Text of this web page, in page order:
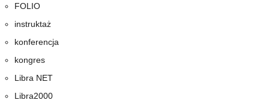
FOLIO
instruktaż
konferencja
kongres
Libra NET
Libra2000